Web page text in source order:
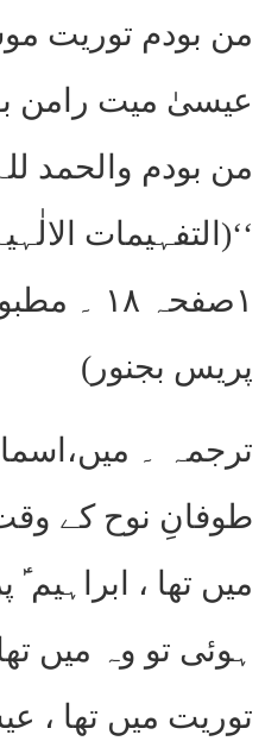
من بودم توریت
عیسیٰ میت رامن
من بودم والحمد
‘‘(التفہیمات
۱صفحہ
پریس بجنور)
ترجمہ ۔
طوفانِ نوح کے
میں تھا ، ابراہیم
ہوئی تو وہ میں
توریت میں تھا ،